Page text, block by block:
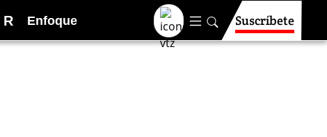
R Enfoque Suscríbete